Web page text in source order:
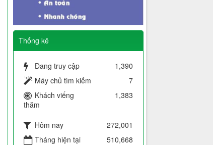
Thống kê
Đang truy cập
1,390
Máy chủ tìm kiếm
7
Khách viếng
thăm
1,383
Hôm nay
272,001
Tháng hiện tại
510,668